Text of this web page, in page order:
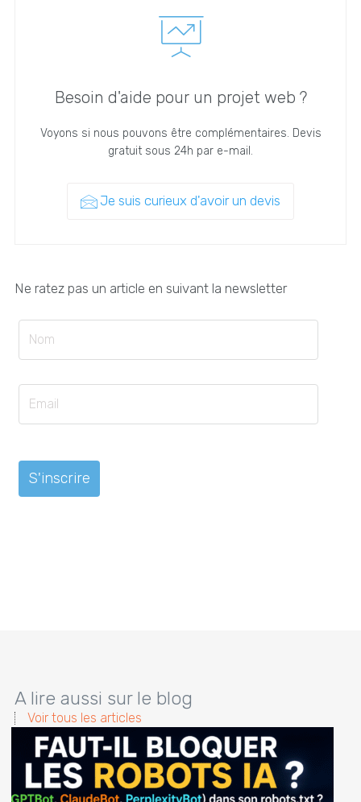
Besoin d'aide pour un projet web ?
Voyons si nous pouvons être complémentaires. Devis
gratuit sous 24h par e-mail.
Je suis curieux d'avoir un devis
Ne ratez pas un article en suivant la newsletter
A lire aussi sur le blog
Voir tous les articles